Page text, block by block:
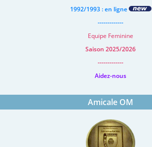
1992/1993 : en ligne
-------------
Equipe Feminine
Saison 2025/2026
-------------
Aidez-nous
Amicale OM